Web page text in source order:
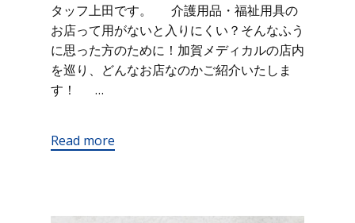
タッフ上田です。 介護用品・福祉用具の
お店って用がないと入りにくい？そんなふう
に思った方のために！加賀メディカルの店内
を巡り、どんなお店なのかご紹介いたしま
す！ …
Read more